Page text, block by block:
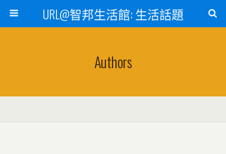
URL@智邦生活館: 生活話題
Authors